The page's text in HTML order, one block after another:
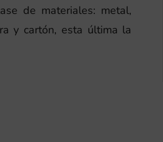
de materiales: metal,
y cartón, esta última la